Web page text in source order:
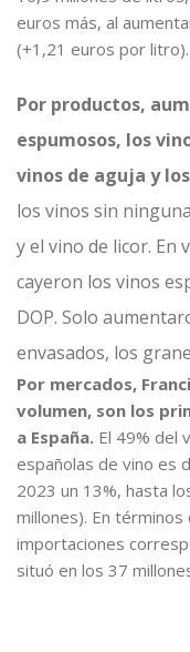
euros más, al
(+1,21 euros por litro).
Por productos,
espumosos, los
vinos de aguja y
los vinos sin
y el vino de licor. En
cayeron los vinos
DOP. Solo
envasados, los
Por mercados,
volumen, son los
a España. El 49% del
españolas de vino es
2023 un 13%, hasta
millones). En
importaciones
situó en los 37